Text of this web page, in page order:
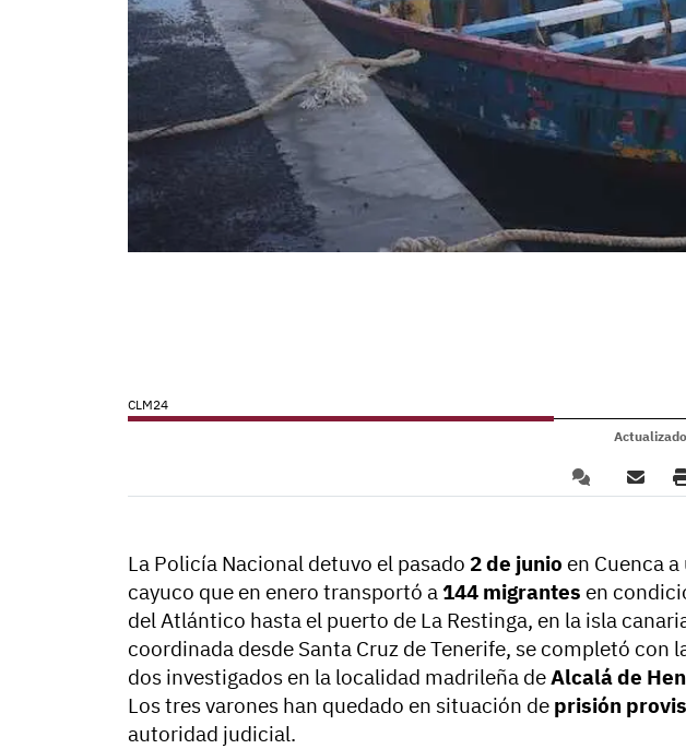
CLM24
La Policía Nacional detuvo el pasado 2 de junio en Cuenca
cayuco que en enero transportó a 144 migrantes en
del Atlántico hasta el puerto de La Restinga, en la isla
coordinada desde Santa Cruz de Tenerife, se completó
dos investigados en la localidad madrileña deAlcalá de
Los tres varones han quedado en situación de prisión
autoridad judicial.